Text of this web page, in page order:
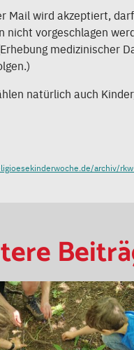
Mail wird akzeptiert,
nicht vorgeschlagen
medizinischer
natürlich auch
archiv/